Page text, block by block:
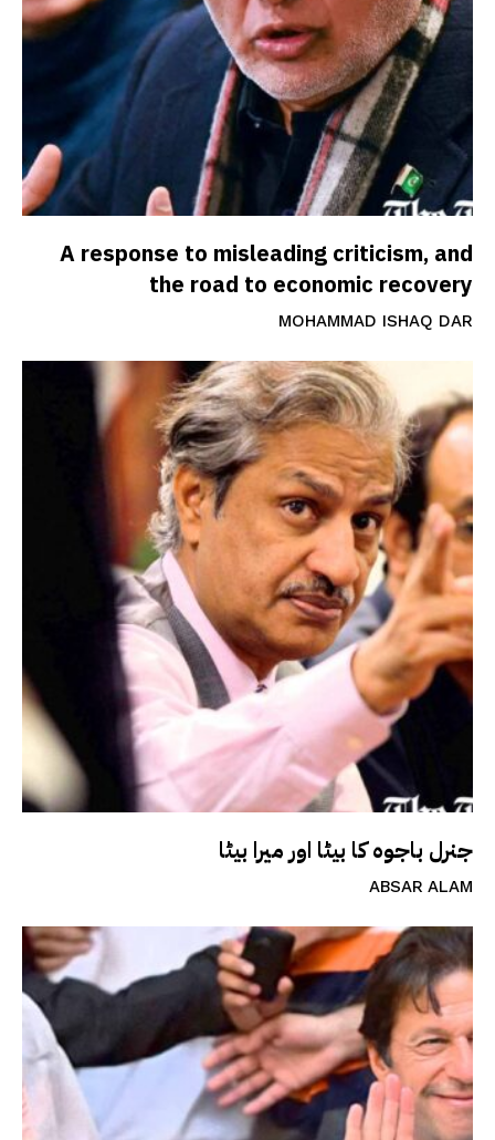
A response to misleading criticism, and
the road to economic recovery
MOHAMMAD ISHAQ DAR
جنرل باجوہ کا بیٹا اور میرا بیٹا
ABSAR ALAM